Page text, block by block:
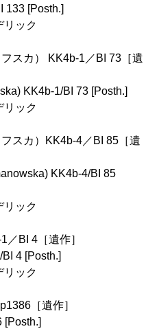
133 [Posth.]
ック
スカ） KK4b-1／BI 73［遺
KK4b-1/BI 73 [Posth.]
ック
スカ）KK4b-4／BI 85［遺
KK4b-4/BI 85
ック
／BI 4［遺作］
4 [Posth.]
ック
［遺作］
[Posth.]